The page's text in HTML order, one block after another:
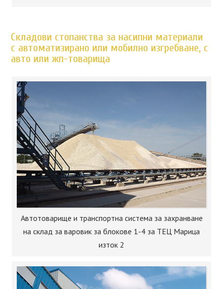
Складови стопанства за насипни материали
с автоматизирано или мобилно изгребване, с
авто или жп-товарища
Автотоварище и транспортна система за захранване
на склад за варовик за блокове 1-4 за ТЕЦ Марица
изток 2